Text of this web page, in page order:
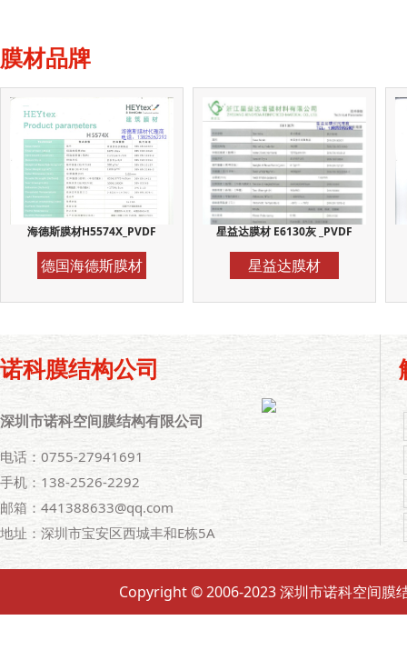
膜材品牌
海德斯膜材H5574X_PVDF
德国海德斯膜材
星益达膜材 E6130灰 _PVDF
星益达膜材
诺科膜结构公司
深圳市诺科空间膜结构有限公司
电话：0755-27941691
手机：138-2526-2292
邮箱：441388633@qq.com
地址：深圳市宝安区西城丰和E栋5A
Copyright © 2006-2023 深圳市诺科空间